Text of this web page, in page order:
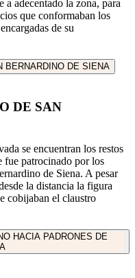
a adecentado la zona, para
que conformaban los
de su
DE SAN
se encuentran los restos
fue patrocinado por los
de Siena. A pesar
la distancia la figura
cobijaban el claustro